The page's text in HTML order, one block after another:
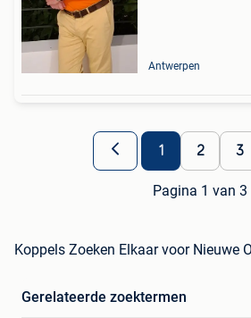
Antwerpen
1 2 3
Pagina 1 van 3
Koppels Zoeken Elkaar voor Nieuwe
Gerelateerde zoektermen